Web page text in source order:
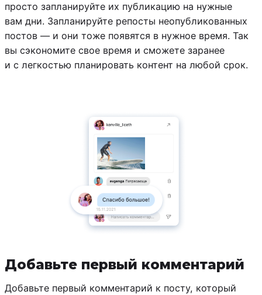
просто запланируйте их публикацию на нужные
вам дни. Запланируйте репосты неопубликованных
постов — и они тоже появятся в нужное время. Так
вы сэкономите свое время и сможете заранее
и с легкостью планировать контент на любой срок.
Добавьте первый комментарий
Добавьте первый комментарий к посту, который